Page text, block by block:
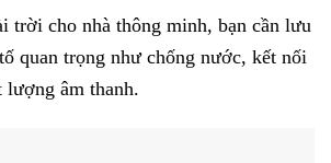
trời cho nhà thông minh, bạn cần lưu
quan trọng như chống nước, kết nối
lượng âm thanh.